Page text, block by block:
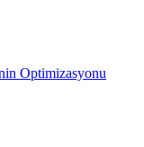
Optimizasyonu